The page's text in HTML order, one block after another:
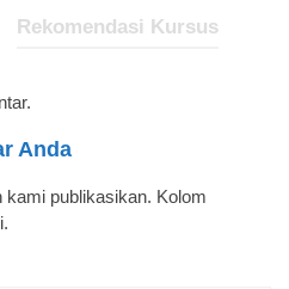
Rekomendasi Kursus
Anda
kami publikasikan. Kolom